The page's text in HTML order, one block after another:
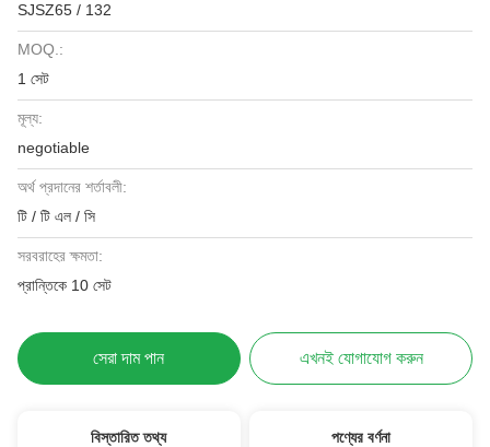
SJSZ65 / 132
MOQ.:
1 সেট
মূল্য:
negotiable
অর্থ প্রদানের শর্তাবলী:
টি / টি এল / সি
সরবরাহের ক্ষমতা:
প্রান্তিকে 10 সেট
সেরা দাম পান এখনই যোগাযোগ করুন
বিস্তারিত তথ্য পণ্যের বর্ণনা